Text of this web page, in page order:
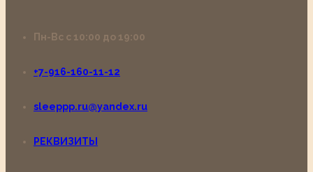
Пн-Вс с 10:00 до 19:00
+7-916-160-11-12
sleeppp.ru@yandex.ru
РЕКВИЗИТЫ